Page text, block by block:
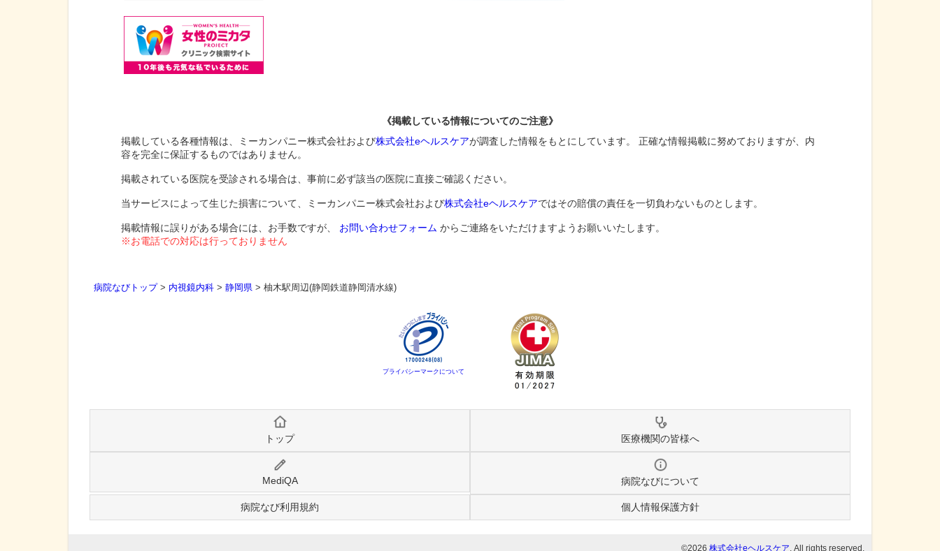
《掲載している情報についてのご注意》
掲載している各種情報は、ミーカンパニー株式会社および株式会社eヘルスケアが調査した情報をもとにしています。 正確な情報掲載に努めておりますが、内
容を完全に保証するものではありません。
掲載されている医院を受診される場合は、事前に必ず該当の医院に直接ご確認ください。
当サービスによって生じた損害について、ミーカンパニー株式会社および株式会社eヘルスケアではその賠償の責任を一切負わないものとします。
掲載情報に誤りがある場合には、お手数ですが、 お問い合わせフォーム からご連絡をいただけますようお願いいたします。
※お電話での対応は行っておりません
病院なびトップ> 内視鏡内科 > 静岡県 > 柚木駅周辺(静岡鉄道静岡清水線)
プライバシーマークについて
トップ 医療機関の皆様へ
MediQA 病院なびについて
病院なび利用規約 個人情報保護方針
©2026 株式会社eヘルスケア, All rights reserved.